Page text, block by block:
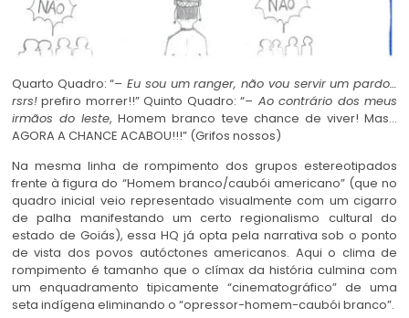
Quarto Quadro: “– Eu sou um ranger, não vou servir um pardo…
rsrs! prefiro morrer!!” Quinto Quadro: “– Ao contrário dos meus
irmãos do leste, Homem branco teve chance de viver! Mas…
AGORA A CHANCE ACABOU!!!” (Grifos nossos)
Na mesma linha de rompimento dos grupos estereotipados
frente à figura do “Homem branco/caubói americano” (que no
quadro inicial veio representado visualmente com um cigarro
de palha manifestando um certo regionalismo cultural do
estado de Goiás), essa HQ já opta pela narrativa sob o ponto
de vista dos povos autóctones americanos. Aqui o clima de
rompimento é tamanho que o clímax da história culmina com
um enquadramento tipicamente “cinematográfico” de uma
seta indígena eliminando o “opressor-homem-caubói branco”.